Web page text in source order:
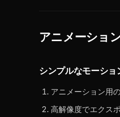
アニメーショ
シンプルなモーショ
アニメーション用
高解像度でエクス